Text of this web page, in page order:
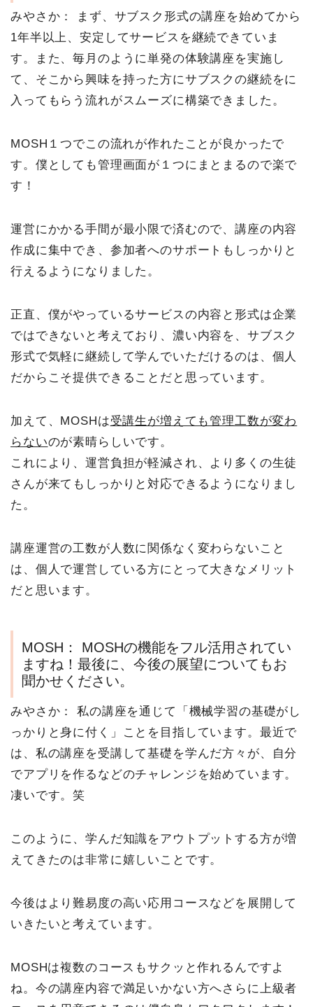
みやさか：
まず、サブスク形式の講座を始めてから
1年半以上、安定してサービスを継続できていま
す。また、毎月のように単発の体験講座を実施し
て、そこから興味を持った方にサブスクの継続をに
入ってもらう流れがスムーズに構築できました。
MOSH１つでこの流れが作れたことが良かったで
す。僕としても管理画面が１つにまとまるので楽で
す！
運営にかかる手間が最小限で済むので、講座の内容
作成に集中でき、参加者へのサポートもしっかりと
行えるようになりました。
正直、僕がやっているサービスの内容と形式は企業
ではできないと考えており、濃い内容を、サブスク
形式で気軽に継続して学んでいただけるのは、個人
だからこそ提供できることだと思っています。
加えて、MOSHは受講生が増えても管理工数が変わ
らないのが素晴らしいです。
これにより、運営負担が軽減され、より多くの生徒
さんが来てもしっかりと対応できるようになりまし
た。
講座運営の工数が人数に関係なく変わらないこと
は、個人で運営している方にとって大きなメリット
だと思います。
MOSH：
MOSHの機能をフル活用されてい
ますね！最後に、今後の展望についてもお
聞かせください。
みやさか：
私の講座を通じて「機械学習の基礎がし
っかりと身に付く」ことを目指しています。最近で
は、私の講座を受講して基礎を学んだ方々が、自分
でアプリを作るなどのチャレンジを始めています。
凄いです。笑
このように、学んだ知識をアウトプットする方が増
えてきたのは非常に嬉しいことです。
今後はより難易度の高い応用コースなどを展開して
いきたいと考えています。
MOSHは複数のコースもサクッと作れるんですよ
ね。今の講座内容で満足いかない方へさらに上級者